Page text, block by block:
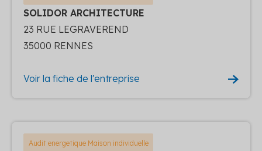
SOLIDOR ARCHITECTURE
23 RUE LEGRAVEREND
35000 RENNES
Voir la fiche de l'entreprise
Audit energetique Maison individuelle